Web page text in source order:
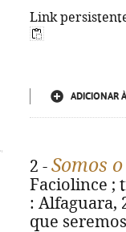
Link
ADICIONAR
2 - Somos
Faciolince ;
: Alfaguara,
que